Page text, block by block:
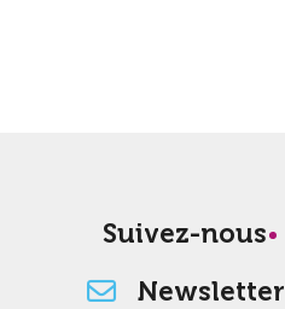
Suivez-nous
Newsletter